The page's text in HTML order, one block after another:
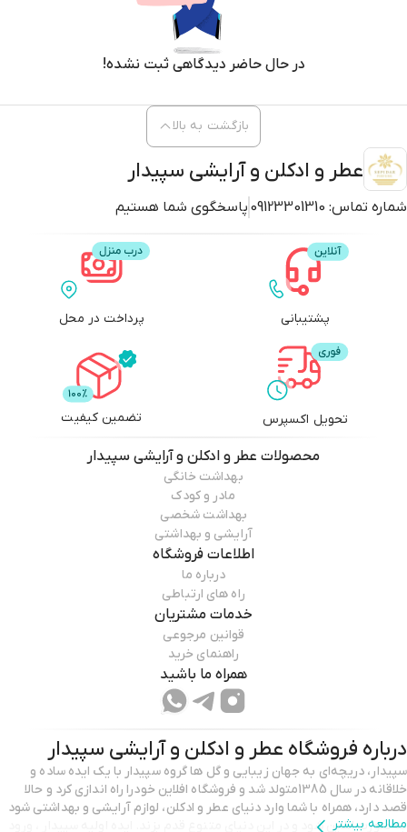
در حال حاضر دیدگاهی ثبت نشده!
عطر و ادکلن و آرایشی سپیدار
شماره تماس: 09123301310 پاسخگوی شما هستیم
بازگشت به بالا
پشتیبانی پرداخت در محل
تحویل اکسپرس تضمین کیفیت
محصولات عطر و ادکلن و آرایشی سپیدار
بهداشت خانگی
مادر و کودک
بهداشت شخصی
آرایشی و بهداشتی
اطلاعات فروشگاه
درباره ما
راه های ارتباطی
خدمات مشتریان
قوانین مرجوعی
راهنمای خرید
همراه ما باشید
درباره فروشگاه عطر و ادکلن و آرایشی سپیدار
سپیدار، دریچه‌ای به جهان زیبایی و گل ها گروه سپیدار با یک ایده‌ ساده و
خلاقانه در سال 1385متولد شد و فروشگاه افلاین خودرا راه اندازی کرد و حالا
قصد دارد، همراه با شما وارد دنیای عطر و ادکلن، لوازم آرایشی و بهداشتی شود
مطالعه بیشتر